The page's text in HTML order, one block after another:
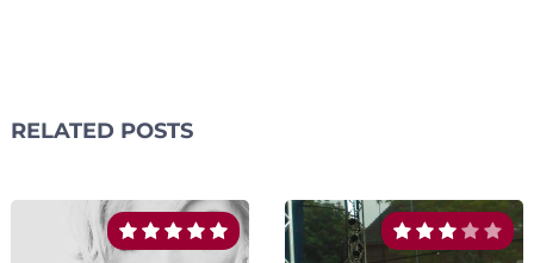
RELATED POSTS